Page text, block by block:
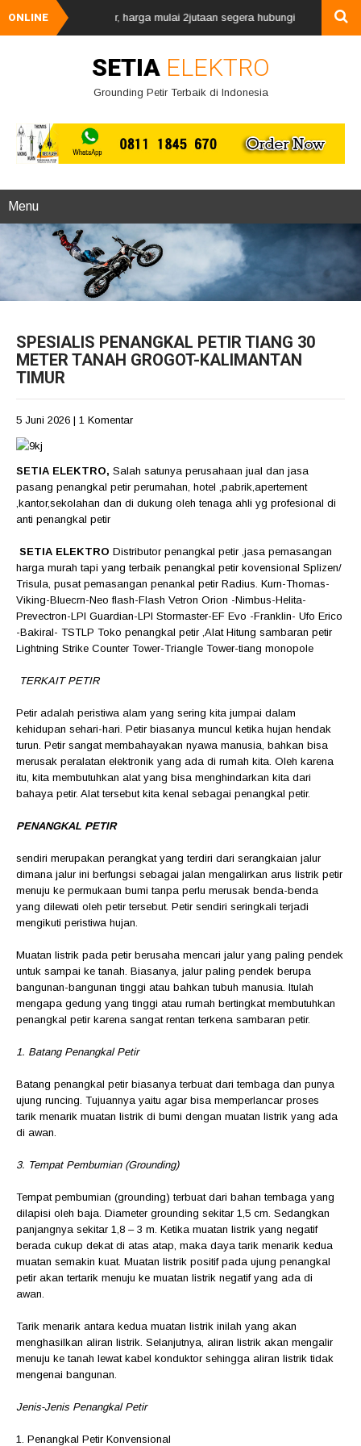
ONLINE
penangkal petir, harga mulai 2jutaan segera hubungi kami via
SETIA ELEKTRO
Grounding Petir Terbaik di Indonesia
Menu
SPESIALIS PENANGKAL PETIR TIANG 30
METER TANAH GROGOT-KALIMANTAN
TIMUR
5 Juni 2026 | 1 Komentar
SETIA ELEKTRO, Salah satunya perusahaan jual dan jasa
pasang penangkal petir perumahan, hotel ,pabrik,apertement
,kantor,sekolahan dan di dukung oleh tenaga ahli yg profesional di
anti penangkal petir
SETIA ELEKTRO Distributor penangkal petir ,jasa pemasangan
harga murah tapi yang terbaik penangkal petir kovensional Splizen/
Trisula, pusat pemasangan penankal petir Radius. Kurn-Thomas-
Viking-Bluecrn-Neo flash-Flash Vetron Orion -Nimbus-Helita-
Prevectron-LPI Guardian-LPI Stormaster-EF Evo -Franklin- Ufo Erico
-Bakiral- TSTLP Toko penangkal petir ,Alat Hitung sambaran petir
Lightning Strike Counter Tower-Triangle Tower-tiang monopole
TERKAIT PETIR
Petir adalah peristiwa alam yang sering kita jumpai dalam
kehidupan sehari-hari. Petir biasanya muncul ketika hujan hendak
turun. Petir sangat membahayakan nyawa manusia, bahkan bisa
merusak peralatan elektronik yang ada di rumah kita. Oleh karena
itu, kita membutuhkan alat yang bisa menghindarkan kita dari
bahaya petir. Alat tersebut kita kenal sebagai penangkal petir.
PENANGKAL PETIR
sendiri merupakan perangkat yang terdiri dari serangkaian jalur
dimana jalur ini berfungsi sebagai jalan mengalirkan arus listrik petir
menuju ke permukaan bumi tanpa perlu merusak benda-benda
yang dilewati oleh petir tersebut. Petir sendiri seringkali terjadi
mengikuti peristiwa hujan.
Muatan listrik pada petir berusaha mencari jalur yang paling pendek
untuk sampai ke tanah. Biasanya, jalur paling pendek berupa
bangunan-bangunan tinggi atau bahkan tubuh manusia. Itulah
mengapa gedung yang tinggi atau rumah bertingkat membutuhkan
penangkal petir karena sangat rentan terkena sambaran petir.
1. Batang Penangkal Petir
Batang penangkal petir biasanya terbuat dari tembaga dan punya
ujung runcing. Tujuannya yaitu agar bisa memperlancar proses
tarik menarik muatan listrik di bumi dengan muatan listrik yang ada
di awan.
3. Tempat Pembumian (Grounding)
Tempat pembumian (grounding) terbuat dari bahan tembaga yang
dilapisi oleh baja. Diameter grounding sekitar 1,5 cm. Sedangkan
panjangnya sekitar 1,8 – 3 m. Ketika muatan listrik yang negatif
berada cukup dekat di atas atap, maka daya tarik menarik kedua
muatan semakin kuat. Muatan listrik positif pada ujung penangkal
petir akan tertarik menuju ke muatan listrik negatif yang ada di
awan.
Tarik menarik antara kedua muatan listrik inilah yang akan
menghasilkan aliran listrik. Selanjutnya, aliran listrik akan mengalir
menuju ke tanah lewat kabel konduktor sehingga aliran listrik tidak
mengenai bangunan.
Jenis-Jenis Penangkal Petir
1. Penangkal Petir Konvensional